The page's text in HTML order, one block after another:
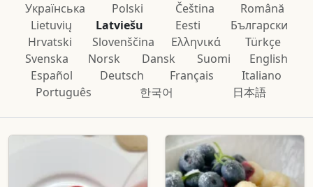
Українська Polski Čeština
Română
Lietuvių
Latviešu Eesti
Български
Hrvatski
Slovenščina Ελληνικά
Türkçe
Svenska
Norsk Dansk Suomi
English
Español
Deutsch Français
Italiano
Português
한국어 日本語